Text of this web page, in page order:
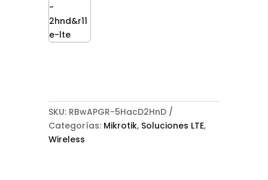
SKU: RBwAPGR-5HacD2HnD
Categorías: Mikrotik, Soluciones LTE,
Wireless